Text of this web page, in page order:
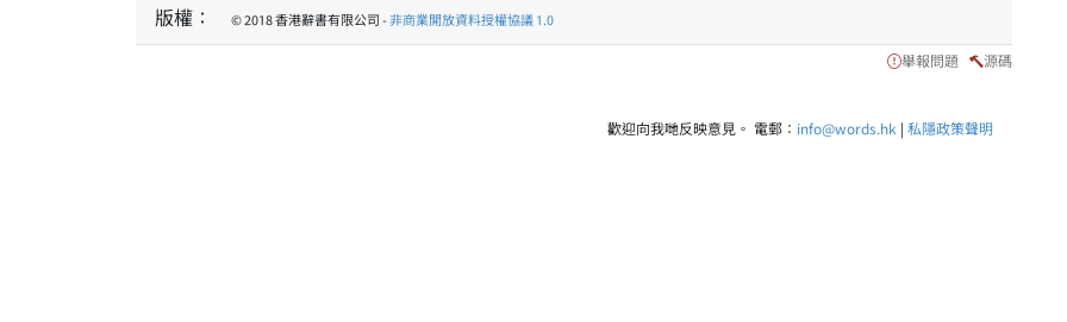
版權： © 2018 香港辭書有限公司 -非商業開放資料授權協議 1.0
舉報問題 源碼
歡迎向我哋反映意見。 電郵： info@words.hk | 私隱政策聲明